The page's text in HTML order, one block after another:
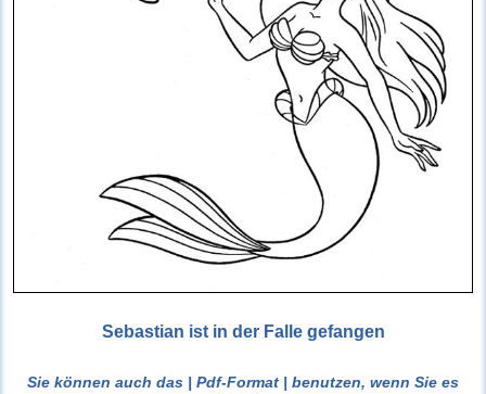
Sebastian ist in der Falle gefangen
Sie können auch das | Pdf-Format | benutzen, wenn Sie es